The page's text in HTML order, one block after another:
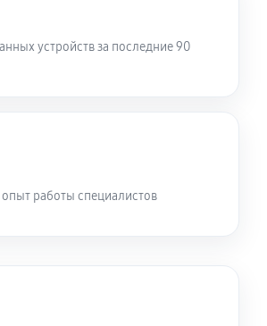
оттайки
устройств за последние 90
работы специалистов